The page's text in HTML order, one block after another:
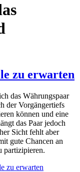
zu erwarten
das Währungspaar
der Vorgängertiefs
können und eine
das Paar jedoch
Sicht fehlt aber
gute Chancen an
partizipieren.
zu erwarten